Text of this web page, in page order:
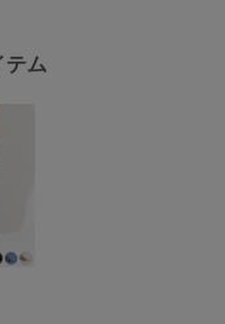
モニター環境やスマートフ
る場合がございます。商品単
があります。
、販売価格が異なる場合がご
テム